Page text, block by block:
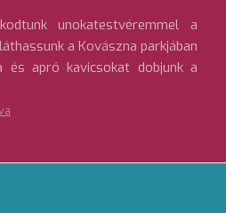
unokatestvéremmel a
a Kovászna parkjában
és apró kavicsokat dobjunk a